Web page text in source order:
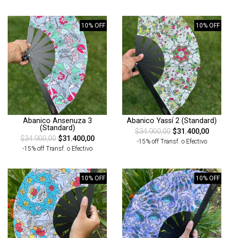
10% OFF
Abanico Ansenuza 3
(Standard)
$34.900,00$31.400,00
-15% off Transf. o Efectivo
10% OFF
Abanico Yassí 2 (Standard)
$34.900,00$31.400,00
-15% off Transf. o Efectivo
10% OFF 10% OFF